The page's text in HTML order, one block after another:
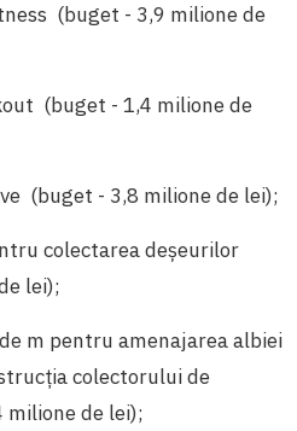
(buget - 3,9 milione de
(buget - 1,4 milione de
(buget - 3,8 milione de lei);
colectarea deșeurilor
lei);
m pentru amenajarea albiei
colectorului de
de lei);